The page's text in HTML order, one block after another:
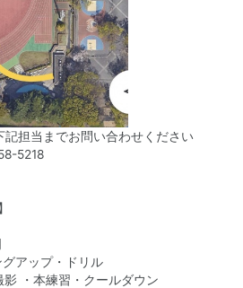
担当までお問い合わせください
5218
アップ・ドリル
・本練習・クールダウン